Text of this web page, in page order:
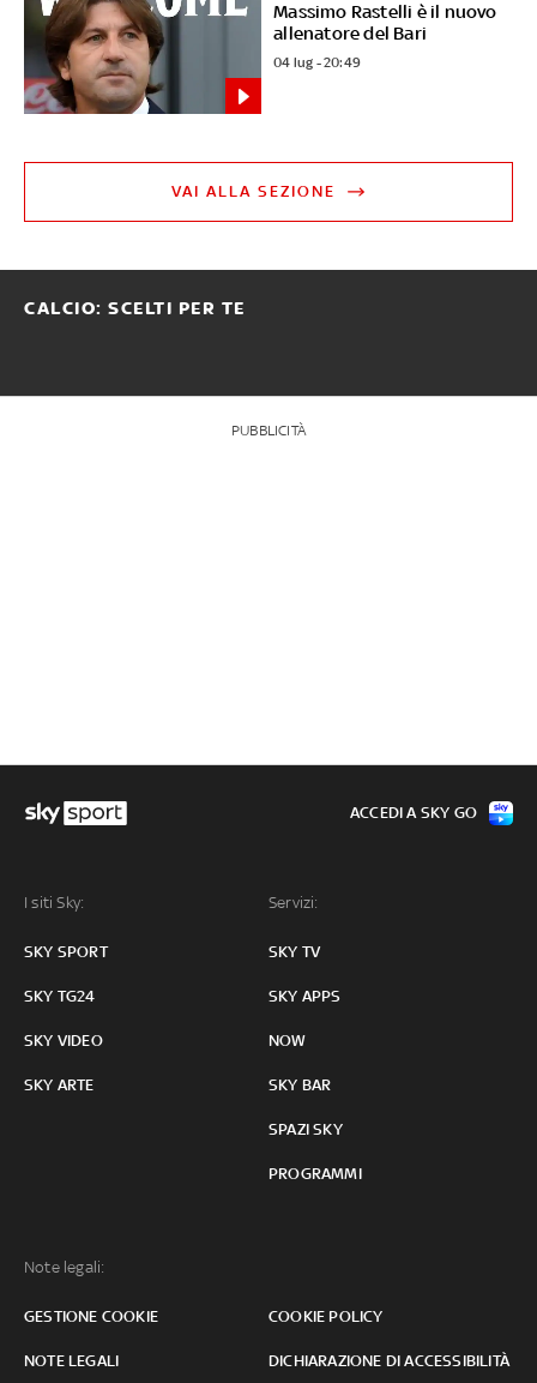
Massimo Rastelli è il nuovo
allenatore del Bari
04 lug - 20:49
VAI ALLA SEZIONE
CALCIO: SCELTI PER TE
PUBBLICITÀ
I siti Sky:
SKY SPORT
SKY TG24
SKY VIDEO
SKY ARTE
Servizi:
SKY TV
SKY APPS
NOW
SKY BAR
SPAZI SKY
PROGRAMMI
Note legali:
GESTIONE COOKIE COOKIE POLICY
NOTE LEGALI DICHIARAZIONE DI ACCESSIBILITÀ
ACCEDI A SKY GO